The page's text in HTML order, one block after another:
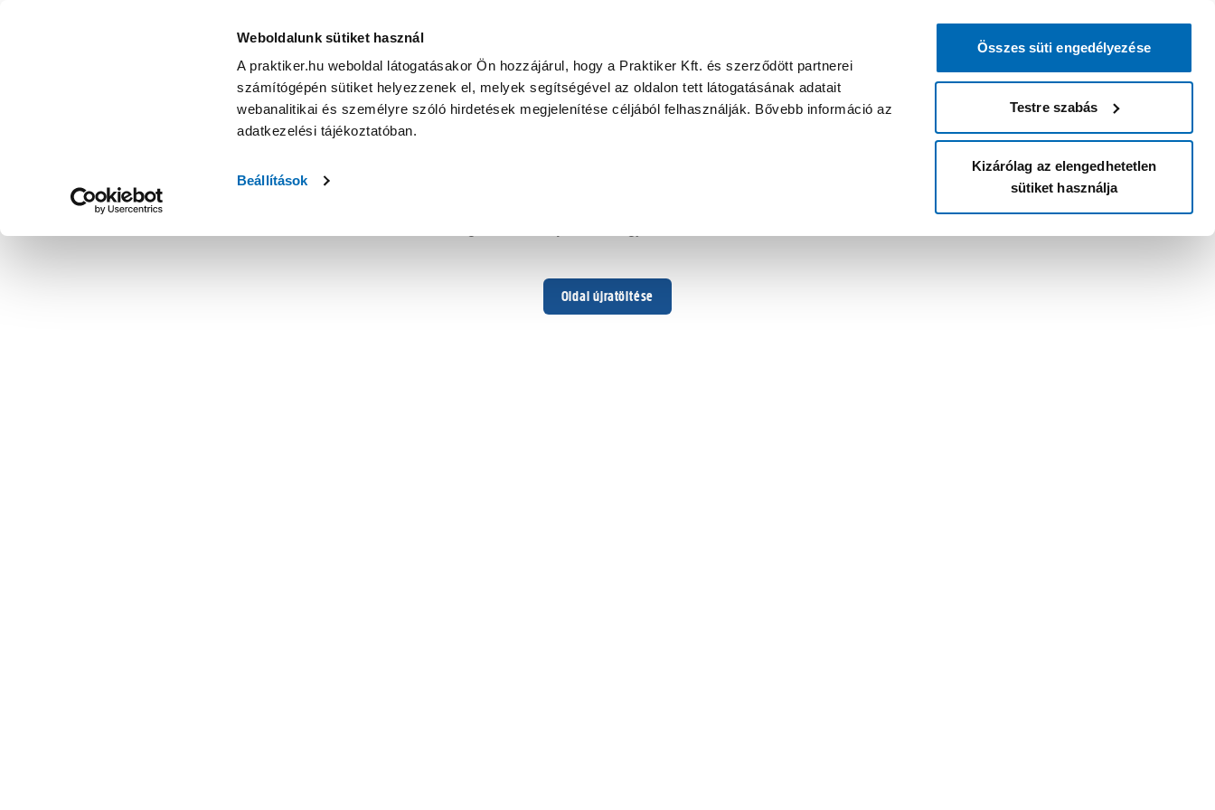
Weboldalunk sütiket használ
A praktiker.hu weboldal látogatásakor Ön hozzájárul, hogy a Praktiker Kft. és szerződött partnerei
számítógépén sütiket helyezzenek el, melyek segítségével az oldalon tett látogatásának adatait
webanalitikai és személyre szóló hirdetések megjelenítése céljából felhasználják. Bővebb információ az
adatkezelési tájékoztatóban.
Beállítások
Összes süti engedélyezése
Testre szabás
Kizárólag az elengedhetetlen
sütiket használja
Oldal újratöltése